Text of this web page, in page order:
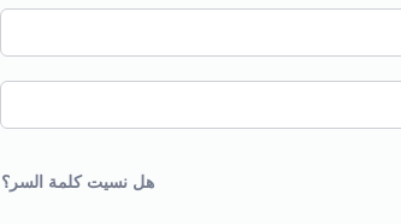
هل نسيت كلمة السر؟